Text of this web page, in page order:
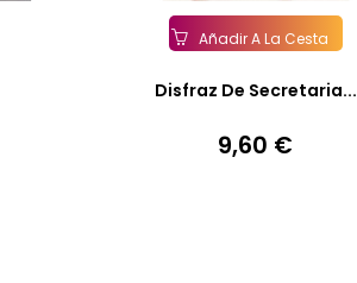
Añadir A La Cesta
Disfraz De Secretaria...
Precio
9,60 €